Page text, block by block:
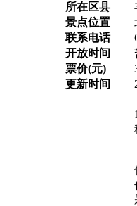
所在区县
景点位置
联系电话
开放时间
票价(元)
更新时间